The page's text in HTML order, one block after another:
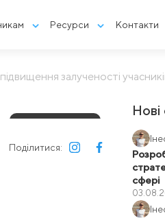
залученості
Ресурси Контакти
Поділитися:
Нові
сфері